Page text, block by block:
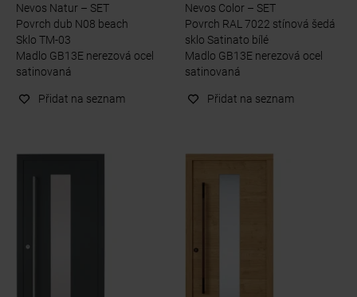
Nevos Natur – SET
Povrch dub N08 beach
Sklo TM-03
Madlo GB13E nerezová ocel
satinovaná
Přidat na seznam
Nevos Color – SET
Povrch RAL 7022 stínová šedá
sklo Satinato bílé
Madlo GB13E nerezová ocel
satinovaná
Přidat na seznam